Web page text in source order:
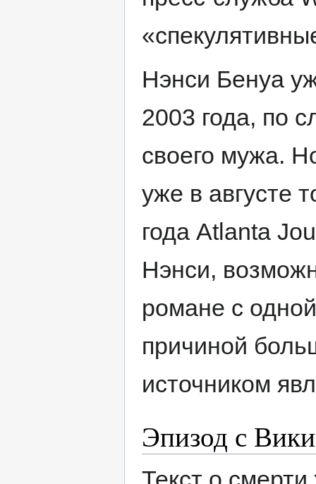
Нэнси Бенуа
2003 года, по
своего мужа.
уже в августе
года Atlanta
Нэнси,
романе с
причиной
источником
Эпизод с